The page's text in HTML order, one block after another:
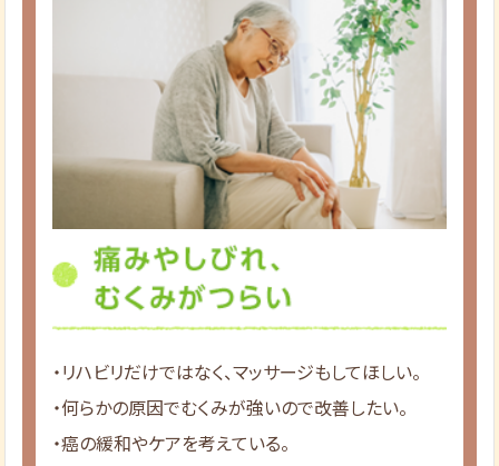
・リハビリだけではなく、マッサージもしてほしい。
・何らかの原因でむくみが強いので改善したい。
・癌の緩和やケアを考えている。